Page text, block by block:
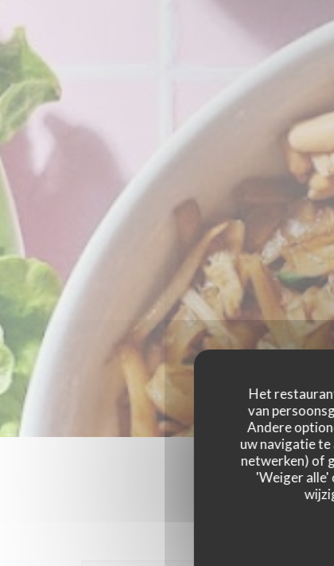
Het
van
Andere
uw navigatie te
netwerken) of
'Weiger alle'